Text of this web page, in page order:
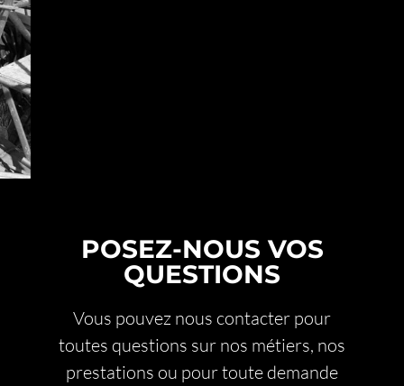
POSEZ-NOUS VOS
QUESTIONS
Vous pouvez nous contacter pour
toutes questions sur nos métiers, nos
prestations ou pour toute demande